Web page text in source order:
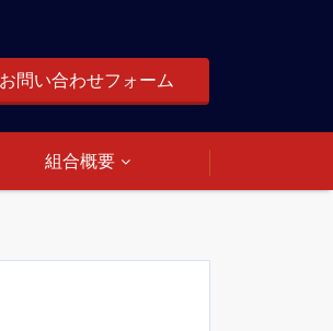
お問い合わせフォーム
組合概要